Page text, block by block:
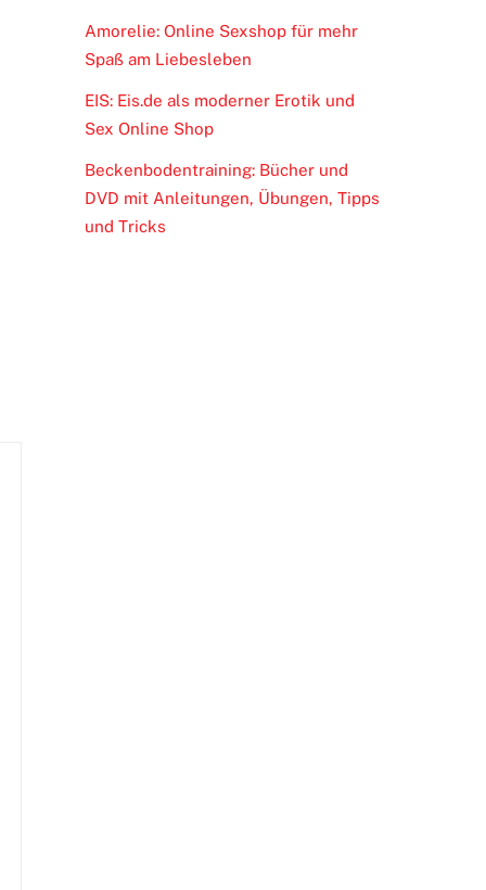
Amorelie: Online Sexshop für mehr
Spaß am Liebesleben
EIS: Eis.de als moderner Erotik und
Sex Online Shop
Beckenbodentraining: Bücher und
DVD mit Anleitungen, Übungen, Tipps
und Tricks